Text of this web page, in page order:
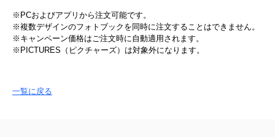
※PCおよびアプリから注文可能です。
※複数デザインのフォトブックを同時に注文することはできません。
※キャンペーン価格はご注文時に自動適用されます。
※PICTURES（ピクチャーズ）は対象外になります。
一覧に戻る